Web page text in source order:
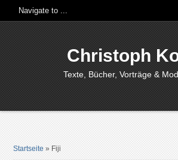
Christoph
Texte, Bücher, Vorträge &
Startseite » Fiji